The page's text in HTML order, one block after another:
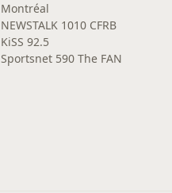
Montréal
NEWSTALK 1010 CFRB
KiSS 92.5
Sportsnet 590 The FAN